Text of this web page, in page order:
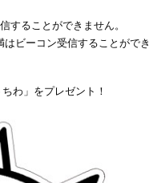
することができません。
ビーコン受信することができ
わ」をプレゼント！